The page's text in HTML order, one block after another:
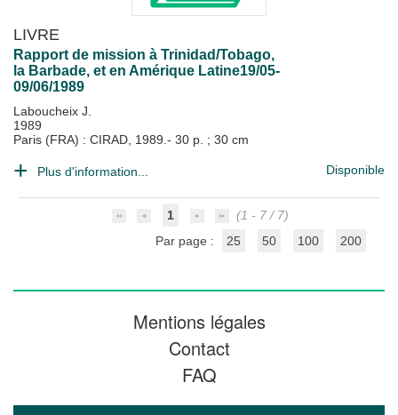
LIVRE
Rapport de mission à Trinidad/Tobago,
la Barbade, et en Amérique Latine19/05-
09/06/1989
Laboucheix J.
1989
Paris (FRA) : CIRAD, 1989.- 30 p. ; 30 cm
Plus d'information... Disponible
1
(1 - 7 / 7)
Par page :
25 50 100 200
Mentions légales
Contact
FAQ